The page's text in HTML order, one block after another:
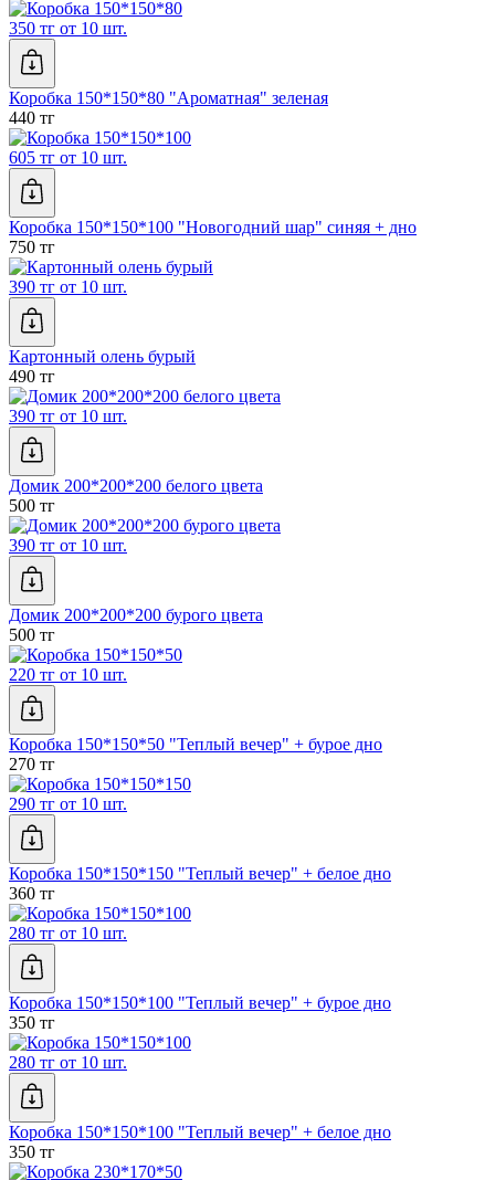
350 тг от 10 шт.
Коробка 150*150*80 "Ароматная" зеленая
440 тг
605 тг от 10 шт.
Коробка 150*150*100 "Новогодний шар" синяя + дно
750 тг
390 тг от 10 шт.
Картонный олень бурый
490 тг
390 тг от 10 шт.
Домик 200*200*200 белого цвета
500 тг
390 тг от 10 шт.
Домик 200*200*200 бурого цвета
500 тг
220 тг от 10 шт.
Коробка 150*150*50 "Теплый вечер" + бурое дно
270 тг
290 тг от 10 шт.
Коробка 150*150*150 "Теплый вечер" + белое дно
360 тг
280 тг от 10 шт.
Коробка 150*150*100 "Теплый вечер" + бурое дно
350 тг
280 тг от 10 шт.
Коробка 150*150*100 "Теплый вечер" + белое дно
350 тг